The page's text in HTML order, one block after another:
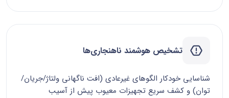
تشخیص هوشمند ناهنجاری‌ها
شناسایی خودکار الگوهای غیرعادی (افت ناگهانی ولتاژ/جریان/
توان) و کشف سریع تجهیزات معیوب پیش از آسیب